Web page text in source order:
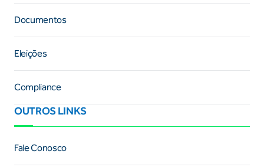
Documentos
Eleições
Compliance
OUTROS LINKS
Fale Conosco